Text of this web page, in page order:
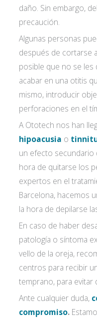
daño. Sin embargo,
precaución.
Algunas personas
después de cortarse
posible que no se les
acabar en una otitis
mismo, introducir
perforaciones en el
A Ototech nos han
hipoacusia o
un efecto secundario
hora de quitarse los
expertos en el
Barcelona, hacemos
la hora de depilarse
En caso de haber
patología o síntoma
vello de la oreja,
centros para recibir
temprano, para evitar
Ante cualquier duda,
compromiso.